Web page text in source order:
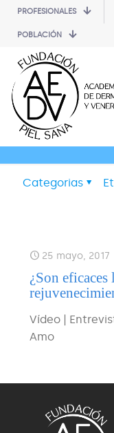
PROFESIONALES
POBLACIÓN
Categorias
25 mayo, 2017
¿Son eficaces
Vídeo |
Amo